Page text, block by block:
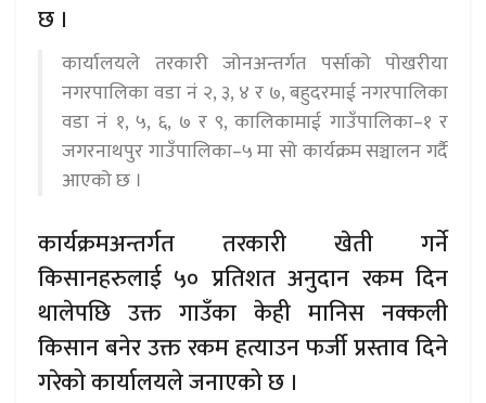
छ ।
कार्यालयले तरकारी जोनअन्तर्गत पर्साको पोखरीया
नगरपालिका वडा नं २, ३, ४ र ७, बहुदरमाई नगरपालिका
वडा नं १, ५, ६, ७ र ९, कालिकामाई गाउँपालिका–१ र
जगरनाथपुर गाउँपालिका–५ मा सो कार्यक्रम सञ्चालन गर्दै
आएको छ ।
कार्यक्रमअन्तर्गत तरकारी खेती गर्ने
किसानहरुलाई ५० प्रतिशत अनुदान रकम दिन
थालेपछि उक्त गाउँका केही मानिस नक्कली
किसान बनेर उक्त रकम हत्याउन फर्जी प्रस्ताव दिने
गरेको कार्यालयले जनाएको छ ।